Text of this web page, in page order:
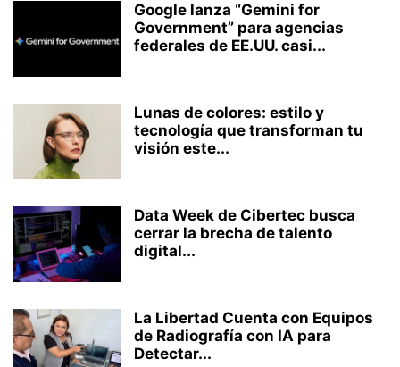
Google lanza “Gemini for
Government” para agencias
federales de EE.UU. casi...
Lunas de colores: estilo y
tecnología que transforman tu
visión este...
Data Week de Cibertec busca
cerrar la brecha de talento
digital...
La Libertad Cuenta con Equipos
de Radiografía con IA para
Detectar...